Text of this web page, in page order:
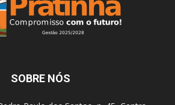
SOBRE NÓS